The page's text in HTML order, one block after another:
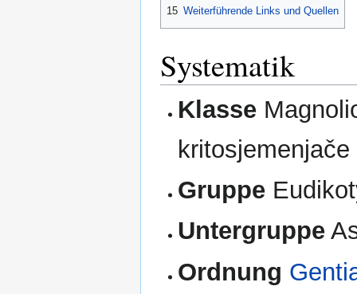
15 Weiterführende Links und Quellen
Systematik
Klasse
kritosjemenjače
Gruppe
Untergruppe
Ordnung